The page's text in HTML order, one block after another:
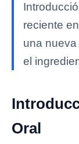
reciente
una
el
Oral